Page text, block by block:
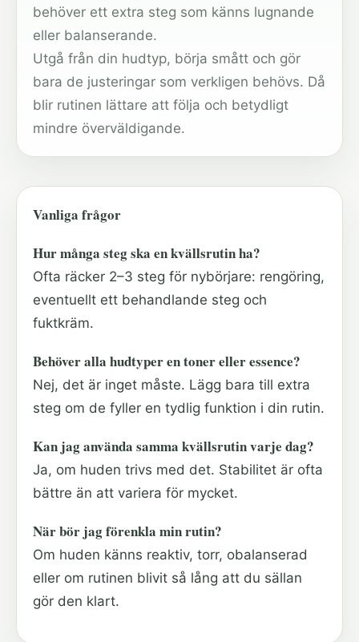
behöver ett extra steg som känns lugnande
eller balanserande.
Utgå från din hudtyp, börja smått och gör
bara de justeringar som verkligen behövs. Då
blir rutinen lättare att följa och betydligt
mindre överväldigande.
Vanliga frågor
Hur många steg ska en kvällsrutin ha?
Ofta räcker 2–3 steg för nybörjare: rengöring,
eventuellt ett behandlande steg och
fuktkräm.
Behöver alla hudtyper en toner eller essence?
Nej, det är inget måste. Lägg bara till extra
steg om de fyller en tydlig funktion i din rutin.
Kan jag använda samma kvällsrutin varje dag?
Ja, om huden trivs med det. Stabilitet är ofta
bättre än att variera för mycket.
När bör jag förenkla min rutin?
Om huden känns reaktiv, torr, obalanserad
eller om rutinen blivit så lång att du sällan
gör den klart.